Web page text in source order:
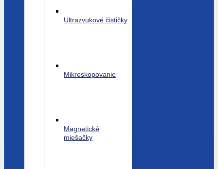
Ultrazvukové čističky
Mikroskopovanie
Magnetické
miešačky